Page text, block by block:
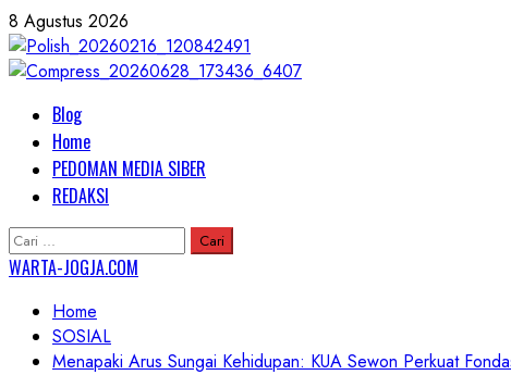
Skip
to
content
8 Agustus 2026
Primary
Menu
Blog
Home
PEDOMAN MEDIA SIBER
REDAKSI
Cari
untuk:
WARTA-JOGJA.COM
Home
SOSIAL
Menapaki Arus Sungai Kehidupan: KUA Sewon Perkuat